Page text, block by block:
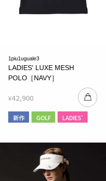
1piu1uguale3
LADIES' LUXE MESH
POLO［NAVY］
¥42,900
新作 GOLF LADIES'